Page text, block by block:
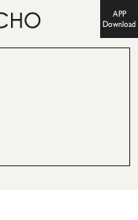
APP
Download